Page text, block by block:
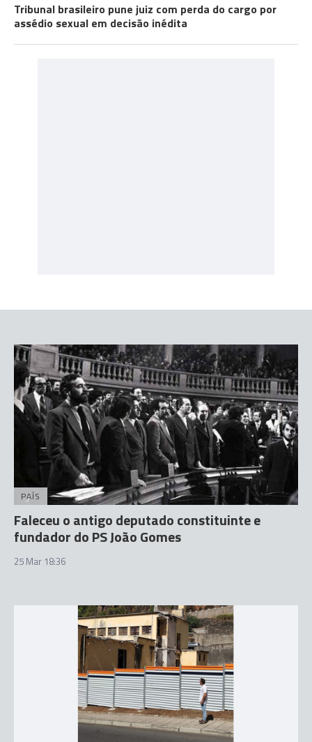
Tribunal brasileiro pune juiz com perda do cargo por
assédio sexual em decisão inédita
PAÍS
Faleceu o antigo deputado constituinte e
fundador do PS João Gomes
25 Mar 18:36